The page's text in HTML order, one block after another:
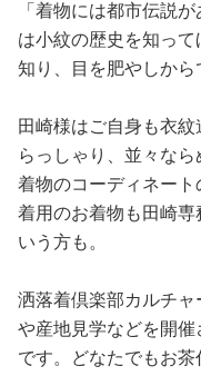
「着物には都市伝説
は小紋の歴史を知っ
知り、目を肥やしから
田崎様はご自身も衣
らっしゃり、並々なら
着物のコーディネート
着用のお着物も田崎
いう方も。
洒落着倶楽部カルチ
や産地見学などを開
です。どなたでもお